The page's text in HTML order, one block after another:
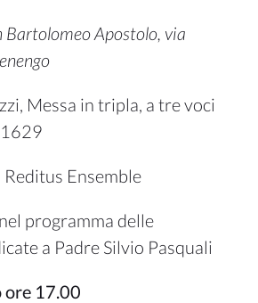
Bartolomeo Apostolo, via
Messa in tripla, a tre voci
Ensemble
programma delle
a Padre Silvio Pasquali
ore 17.00